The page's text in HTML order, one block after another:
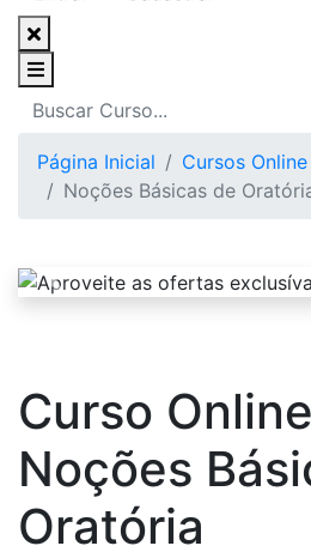
Página Inicial
Cursos Online
Noções Básicas de
Curso
Noções
Oratória